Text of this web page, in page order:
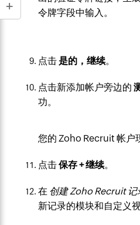
令牌字段中输入。
点击是的，继续。
点击新添加帐户旁边的
功。
您的 Zoho Recruit 帐户
点击保存 + 继续。
在 创建 Zoho Recruit 记
新记录的模块和自定义视